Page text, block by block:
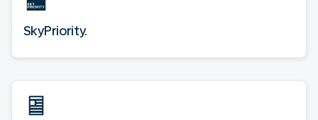
SkyPriority.